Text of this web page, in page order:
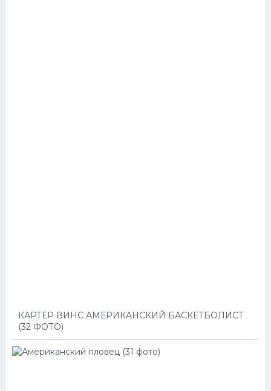
КАРТЕР ВИНС АМЕРИКАНСКИЙ БАСКЕТБОЛИСТ
(32 ФОТО)